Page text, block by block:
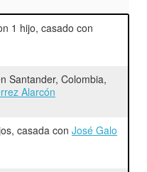
1 hijo, casado con
Santander, Colombia,
Alarcón
casada con José Galo